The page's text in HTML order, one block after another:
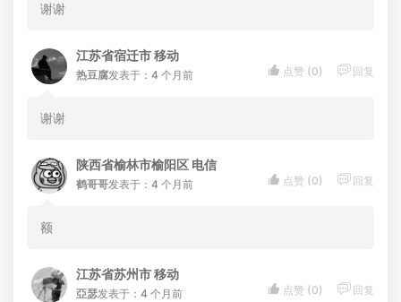
谢谢
江苏省宿迁市 移动
热豆腐发表于：4 个月前
谢谢
 点赞 (0)  回复
陕西省榆林市榆阳区 电信
鹤哥哥发表于：4 个月前
额
 点赞 (0)  回复
江苏省苏州市 移动
亞瑟发表于：4 个月前  点赞 (0)  回复